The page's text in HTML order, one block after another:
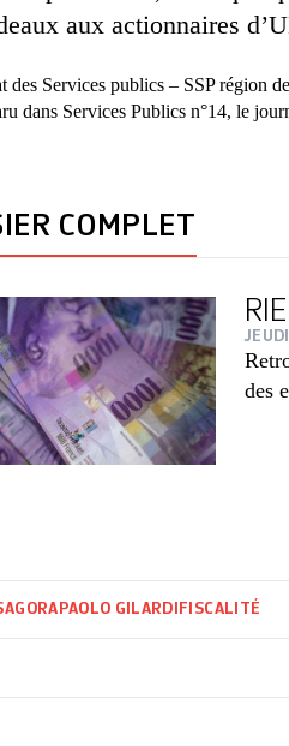
aux actionnaires
des Services publics – SSP région
dans Services Publics n°14, le
COMPLET
des
AGORA PAOLO GILARDI FISCALITÉ